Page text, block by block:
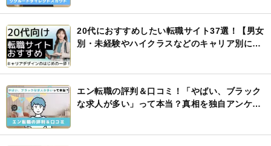
20代におすすめしたい転職サイト37選！【男女
別・未経験やハイクラスなどのキャリア別に紹
エン転職の評判＆口コミ！「やばい、ブラック
な求人が多い」って本当？真相を独自アンケー